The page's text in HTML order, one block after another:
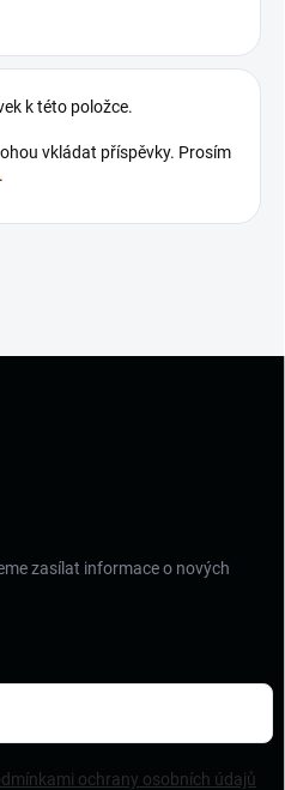
k této položce.
vkládat příspěvky. Prosím
.
zasílat informace o nových
ochrany osobních údajů